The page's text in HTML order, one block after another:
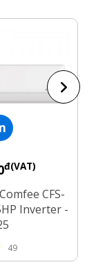
đ(VAT)
CFS-
Inverter -
49